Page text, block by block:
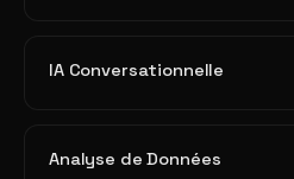
IA Conversationnelle
Analyse de Données